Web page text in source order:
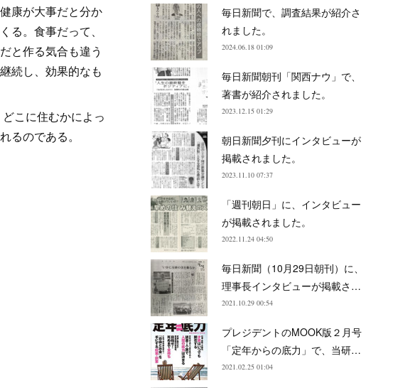
康が大事だと分か
。食事だって、
と作る気合も違う
続し、効果的なも
こに住むかによっ
るのである。
毎日新聞で、調査結果が紹介さ
れました。
2024.06.18 01:09
毎日新聞朝刊「関西ナウ」で、
著書が紹介されました。
2023.12.15 01:29
朝日新聞夕刊にインタビューが
掲載されました。
2023.11.10 07:37
「週刊朝日」に、インタビュー
が掲載されました。
2022.11.24 04:50
毎日新聞（10月29日朝刊）に、
理事長インタビューが掲載さ…
2021.10.29 00:54
プレジデントのMOOK版２月号
「定年からの底力」で、当研…
2021.02.25 01:04